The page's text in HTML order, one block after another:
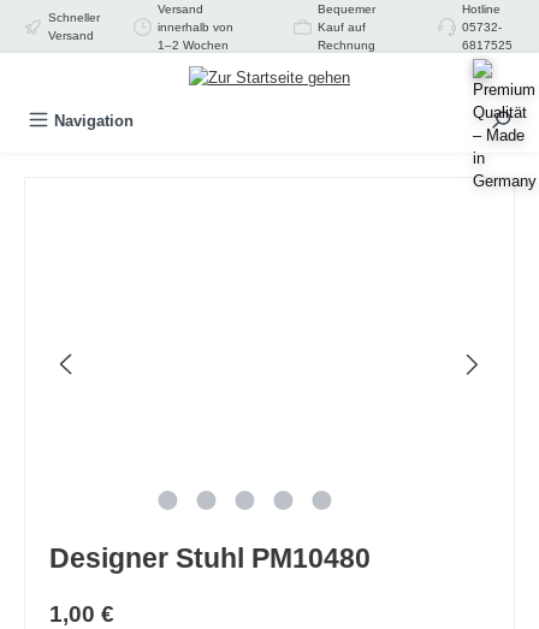
springen
Schneller
Versand
Versand
innerhalb von
1–2 Wochen
Bequemer
Kauf auf
Rechnung
Hotline
05732-
6817525
Navigation
Designer Stuhl PM10480
1,00 €